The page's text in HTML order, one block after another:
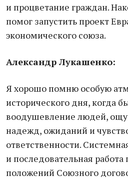
и процветание граждан.
помог запустить проект
экономического союза.
Александр Лукашенко:
Я хорошо помню особую
исторического дня, когда
воодушевление людей,
надежд, ожиданий и
ответственности.
и последовательная
положений Союзного